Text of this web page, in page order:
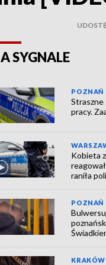
SYGNALE
POZNAŃ
Straszne
pracy.
Kobieta
raniła
POZNAŃ
KRAKÓW